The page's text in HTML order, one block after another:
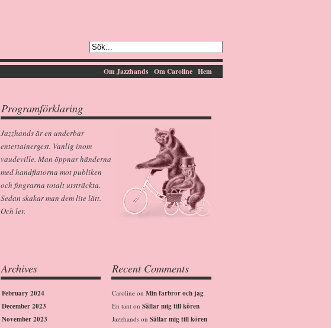
Hem
Om Caroline
Om Jazzhands
Programförklaring
Jazzhands är en underbar
entertainergest. Vanlig inom
vaudeville. Man öppnar händerna
med handflatorna mot publiken
och fingrarna totalt utsträckta.
Sedan skakar man dem lite lätt.
Och ler.
Archives
February 2024
December 2023
November 2023
Recent Comments
Caroline on Min farbror och jag
En tant on Sällar mig till kören
Jazzhands on Sällar mig till kören